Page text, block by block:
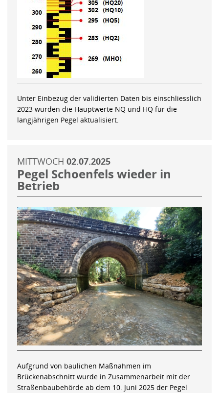
Unter Einbezug der validierten Daten bis einschliesslich
2023 wurden die Hauptwerte NQ und HQ für die
langjährigen Pegel aktualisiert.
MITTWOCH 02.07.2025
Pegel Schoenfels wieder in
Betrieb
Aufgrund von baulichen Maßnahmen im
Brückenabschnitt wurde in Zusammenarbeit mit der
Straßenbaubehörde ab dem 10. Juni 2025 der Pegel